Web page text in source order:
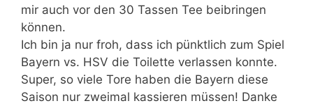
mir auch vor den 30 Tassen Tee beibringen
können.
Ich bin ja nur froh, dass ich pünktlich zum Spiel
Bayern vs. HSV die Toilette verlassen konnte.
Super, so viele Tore haben die Bayern diese
Saison nur zweimal kassieren müssen! Danke